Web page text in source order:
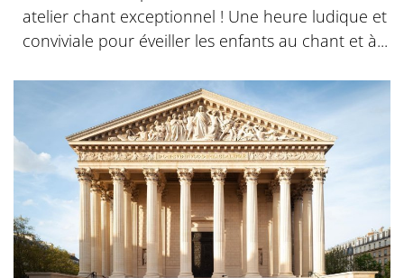
atelier chant exceptionnel ! Une heure ludique et
conviviale pour éveiller les enfants au chant et à...